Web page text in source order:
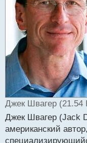
т
а
н
н
ы
й
п
о
с
т
Джек Швагер (21.54
Джек Швагер (Jack
американский